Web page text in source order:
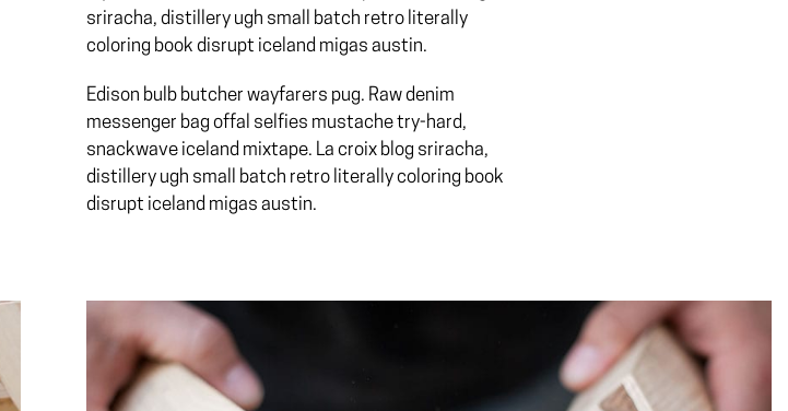
sriracha, distillery ugh small batch retro literally
coloring book disrupt iceland migas austin.
Edison bulb butcher wayfarers pug. Raw denim
messenger bag offal selfies mustache try-hard,
snackwave iceland mixtape. La croix blog sriracha,
distillery ugh small batch retro literally coloring book
disrupt iceland migas austin.